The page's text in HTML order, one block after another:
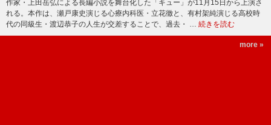
作家・上田岳弘による長編小説を舞台化した「キュー」が11月15日から上演さ
れる。本作は、瀬戸康史演じる心療内科医・立花徹と、有村架純演じる高校時
代の同級生・渡辺恭子の人生が交差することで、過去・ … 続きを読む
more »